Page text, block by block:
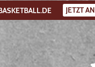
JETZT